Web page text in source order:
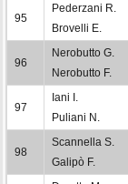
95
Pederzani R.
Brovelli E.
96
Nerobutto G.
Nerobutto F.
97
Iani I.
Puliani N.
98
Scannella S.
Galipò F.